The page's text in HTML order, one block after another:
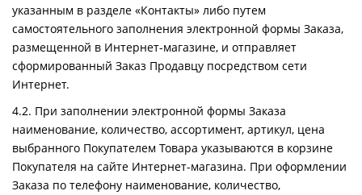
указанным в разделе «Контакты» либо путем
самостоятельного заполнения электронной формы Заказа,
размещенной в Интернет-магазине, и отправляет
сформированный Заказ Продавцу посредством сети
Интернет.
4.2. При заполнении электронной формы Заказа
наименование, количество, ассортимент, артикул, цена
выбранного Покупателем Товара указываются в корзине
Покупателя на сайте Интернет-магазина. При оформлении
Заказа по телефону наименование, количество,